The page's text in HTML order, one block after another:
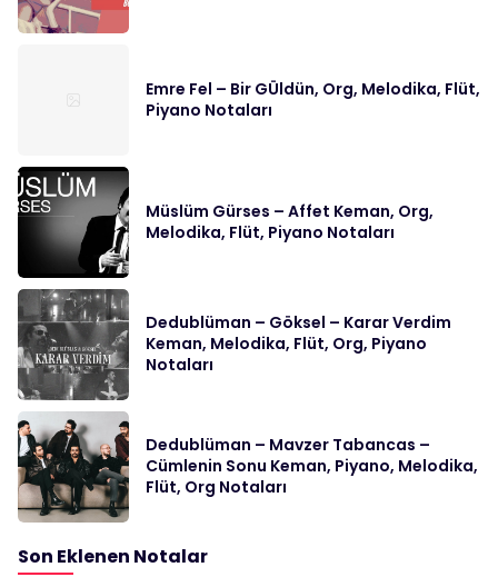
Emre Fel – Bir GÜldün, Org, Melodika, Flüt,
Piyano Notaları
Müslüm Gürses – Affet Keman, Org,
Melodika, Flüt, Piyano Notaları
Dedublüman – Göksel – Karar Verdim
Keman, Melodika, Flüt, Org, Piyano
Notaları
Dedublüman – Mavzer Tabancas –
Cümlenin Sonu Keman, Piyano, Melodika,
Flüt, Org Notaları
Son Eklenen Notalar